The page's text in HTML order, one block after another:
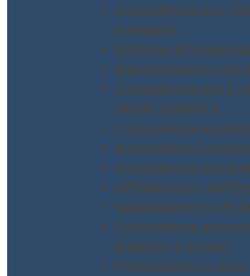
Consulenza per i
integrati
Sistema di
Mantenimento dei
Consulenza per il
GDPR 2016/679
Consulenza
Assunzione
Consulenza per
Affidamento
Valutazione rischi
Consulenza
pubblici e privati
Formazione in